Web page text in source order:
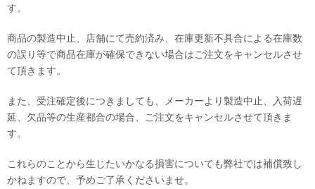
す。
商品の製造中止、店舗にて売約済み、在庫更新不具合による在庫数
の誤り等で商品在庫が確保できない場合はご注文をキャンセルさせ
て頂きます。
また、受注確定後につきましても、メーカーより製造中止、入荷遅
延、欠品等の生産都合の場合、ご注文をキャンセルさせて頂きま
す。
これらのことから生じたいかなる損害についても弊社では補償致し
かねますので、予めご了承くださいませ。